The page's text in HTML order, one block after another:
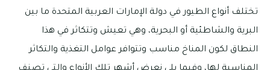
تختلف أنواع الطيور في دولة الإمارات العربية المتحدة ما بين
البرية والشاطئية أو البحرية، وهي تعيش وتتكاثر في هذا
النطاق لكون المناخ مناسب وتتوافر عوامل التغذية والتكاثر